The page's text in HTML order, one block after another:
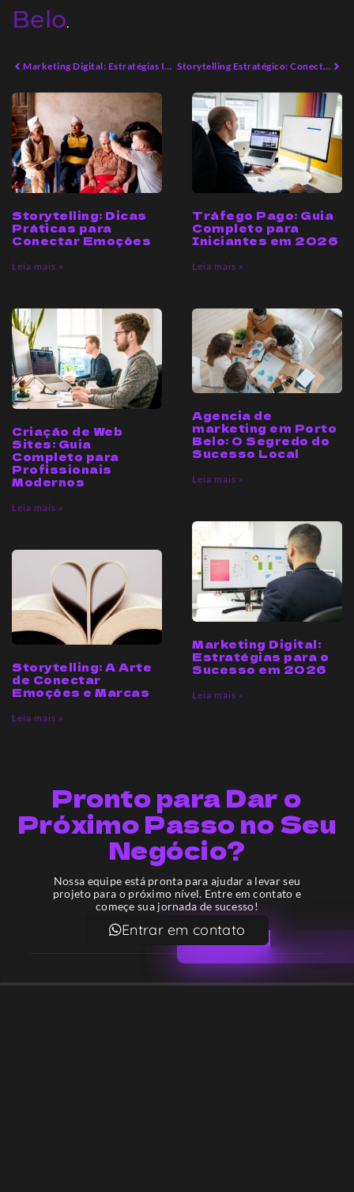
Belo.
Marketing Digital: Estratégias Inovadoras para 2026 Storytelling Estratégico: Conectando Marcas e Consumidores
Storytelling: Dicas
Práticas para
Conectar Emoções
Leia mais »
Tráfego Pago: Guia
Completo para
Iniciantes em 2026
Leia mais »
Criação de Web
Sites: Guia
Completo para
Profissionais
Modernos
Leia mais »
Agencia de
marketing em Porto
Belo: O Segredo do
Sucesso Local
Leia mais »
Storytelling: A Arte
de Conectar
Emoções e Marcas
Leia mais »
Marketing Digital:
Estratégias para o
Sucesso em 2026
Leia mais »
Pronto para Dar o
Próximo Passo no Seu
Negócio?
Nossa equipe está pronta para ajudar a levar seu
projeto para o próximo nível. Entre em contato e
começe sua jornada de sucesso!
Entrar em contato